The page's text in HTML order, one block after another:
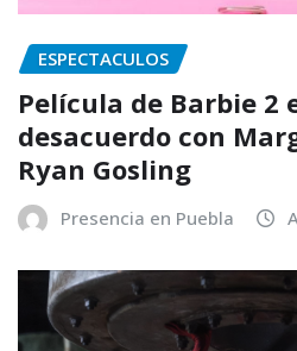
ESPECTACULOS
Película de Barbie 2
desacuerdo con
Ryan Gosling
Presencia en Puebla